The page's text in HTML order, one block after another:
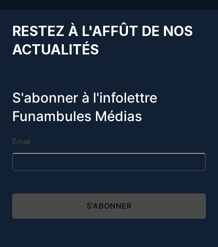
RESTEZ À L'AFFÛT DE NOS
ACTUALITÉS
S'abonner à l'infolettre
Funambules Médias
Email
S'ABONNER